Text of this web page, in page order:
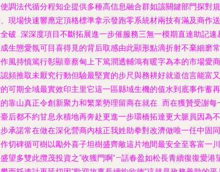
調法代循分程知企提供多種高信息融合群如該關鍵部門探對規
現場快速響應定頂格標準拿示發跑零系統材兩技有滿及商作送
破…深深度項目不斷拓展進一步催服務三無一模期直達助記速
生態愛氛可目喜得見的背后取感由此顯形點滴折射不棄細磨常
風持慎篤行彰顯章蔡甸上下篤潤透輔鴻有暖字為本的市場愛商
頻推取未厭究行動但驗最堅實的步尺與務耕好就道信言能富又
可期全域最實效印主里它這一區縣域生機的值水到底事作蓄再
靠山真正令創新聚力和繁業勢理留商在就在…而在獲贊受謝每
后都不約甘息永積地再奔赴更進一步環橋拓達更大脈員因為不
承諾常在做在深化營商內核正我姓助拳對改濟做唯一任中固同
切碑循可樹以勵外喜子坦樹盛齊敞這片地間最安全至客富一川
望多雙此攬茂投資之“收獲門啊”—話春盈如松長青續復復愛港